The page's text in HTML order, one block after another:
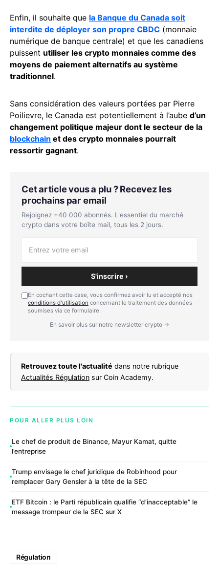
Enfin, il souhaite que la Banque du Canada soit
interdite de déployer son propre CBDC (monnaie
numérique de banque centrale) et que les canadiens
puissent utiliser les crypto monnaies comme des
moyens de paiement alternatifs au système
traditionnel.
Sans considération des valeurs portées par Pierre
Poilievre, le Canada est potentiellement à l’aube d’un
changement politique majeur dont le secteur de la
blockchain et des crypto monnaies pourrait
ressortir gagnant.
Cet article vous a plu ? Recevez les
prochains par email
Rejoignez +40 000 abonnés. L'essentiel du marché
crypto dans votre boîte mail, tous les 2 jours.
S'inscrire ›
En cochant cette case, vous confirmez avoir lu et accepté nos
conditions d'utilisation concernant le traitement des données
soumises via ce formulaire.
En savoir plus sur notre newsletter crypto →
Retrouvez toute l'actualité dans notre rubrique
Actualités Régulation sur Coin Academy.
POUR ALLER PLUS LOIN
Le chef de produit de Binance, Mayur Kamat, quitte
l’entreprise
Trump envisage le chef juridique de Robinhood pour
remplacer Gary Gensler à la tête de la SEC
ETF Bitcoin : le Parti républicain qualifie “d’inacceptable” le
message trompeur de la SEC sur X
Régulation